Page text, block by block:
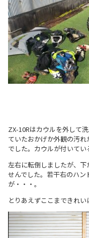
ZX-10Rはカウルを外して
ていたおかげか外観の汚
でした。カウルが付いてい
左右に転倒しましたが、
せんでした。若干右のハ
が・・・。
とりあえずここまできれい